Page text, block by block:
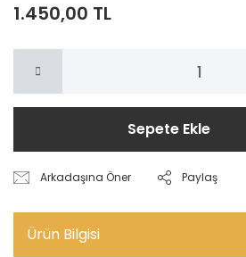
1.450,00 TL
Sepete Ekle
Arkadaşına Öner Paylaş
Ürün Bilgisi